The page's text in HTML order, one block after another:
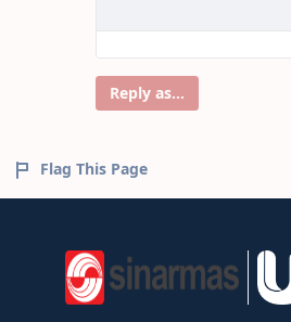
Reply as...
Flag This Page